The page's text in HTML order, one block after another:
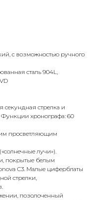
с возможностью ручного
сталь 904L,
стрелка и
Функции хронографа: 60
просветляющим
лучи»).
покрытые белым
C3. Малые циферблаты
стрелки,
позолоченный